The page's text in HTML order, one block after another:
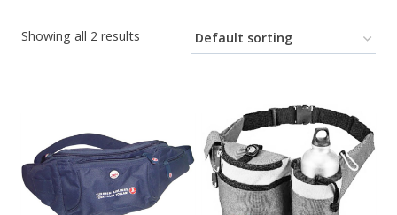
Showing all 2 results